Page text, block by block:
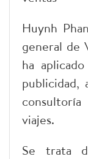
Huynh
general de
ha
publicidad,
viajes.
Se trata